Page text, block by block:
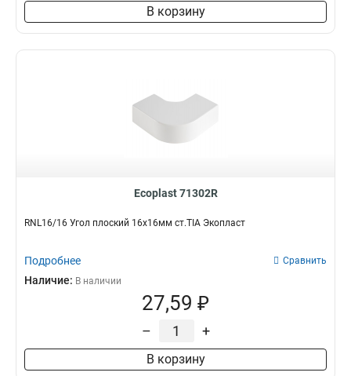
В корзину
Ecoplast 71302R
RNL16/16 Угол плоский 16х16мм ст.TIA Экопласт
Подробнее Сравнить
Наличие: В наличии
27,59 ₽
– +
В корзину